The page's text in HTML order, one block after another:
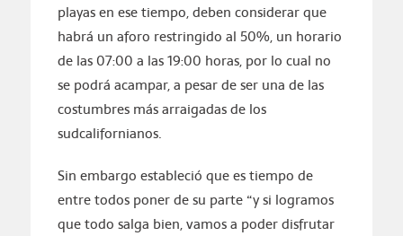
playas en ese tiempo, deben considerar que
habrá un aforo restringido al 50%, un horario
de las 07:00 a las 19:00 horas, por lo cual no
se podrá acampar, a pesar de ser una de las
costumbres más arraigadas de los
sudcalifornianos.
Sin embargo estableció que es tiempo de
entre todos poner de su parte “y si logramos
que todo salga bien, vamos a poder disfrutar